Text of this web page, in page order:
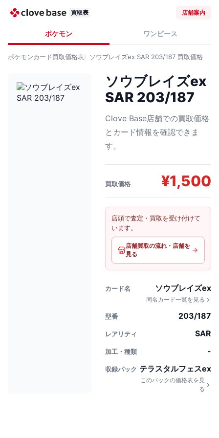
買取表 店舗案内
ポケモン ワンピース
ポケモンカード買取価格表 ソウブレイズex SAR 203/187 買取価格
ソウブレイズex
SAR 203/187
Clove Base店舗での買取価格
とカード情報を確認できま
す。
買取価格 ¥1,500
店頭で査定・買取を受け付けて
います。
店舗買取の流れ・店舗を
見る
カード名 ソウブレイズex
同名カード一覧を見る
型番 203/187
レアリティ SAR
加工・種類 -
収録パック テラスタルフェスex
このパックの価格表を見
る